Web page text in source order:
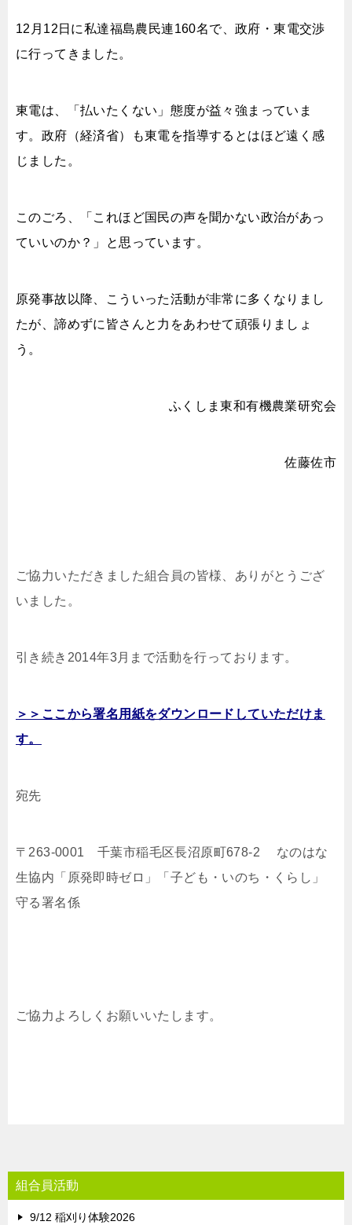
12月12日に私達福島農民連160名で、政府・東電交渉
に行ってきました。
東電は、「払いたくない」態度が益々強まっていま
す。政府（経済省）も東電を指導するとはほど遠く感
じました。
このごろ、「これほど国民の声を聞かない政治があっ
ていいのか？」と思っています。
原発事故以降、こういった活動が非常に多くなりまし
たが、諦めずに皆さんと力をあわせて頑張りましょ
う。
ふくしま東和有機農業研究会
佐藤佐市
ご協力いただきました組合員の皆様、ありがとうござ
いました。
引き続き2014年3月まで活動を行っております。
＞＞ここから署名用紙をダウンロードしていただけま
す。
宛先
〒263-0001 千葉市稲毛区長沼原町678-2 なのはな
生協内「原発即時ゼロ」「子ども・いのち・くらし」
守る署名係
ご協力よろしくお願いいたします。
組合員活動
9/12 稲刈り体験2026